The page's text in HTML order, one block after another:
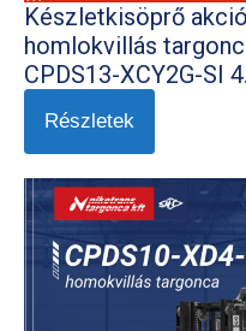
Készletkisöprő
homlokvillás
CPDS13-XCY2G-SI
Részletek